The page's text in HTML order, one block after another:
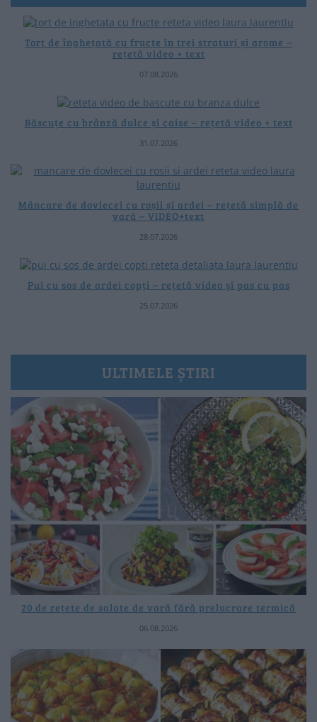
Tort de înghețată cu fructe în trei straturi și arome –
rețetă video + text
07.08.2026
Băscuțe cu brânză dulce și caise – rețetă video + text
31.07.2026
Mâncare de dovlecei cu roșii și ardei – rețetă simplă de
vară – VIDEO+text
28.07.2026
Pui cu sos de ardei copți – rețetă video și pas cu pas
25.07.2026
ULTIMELE ȘTIRI
20 de rețete de salate de vară fără prelucrare termică
06.08.2026